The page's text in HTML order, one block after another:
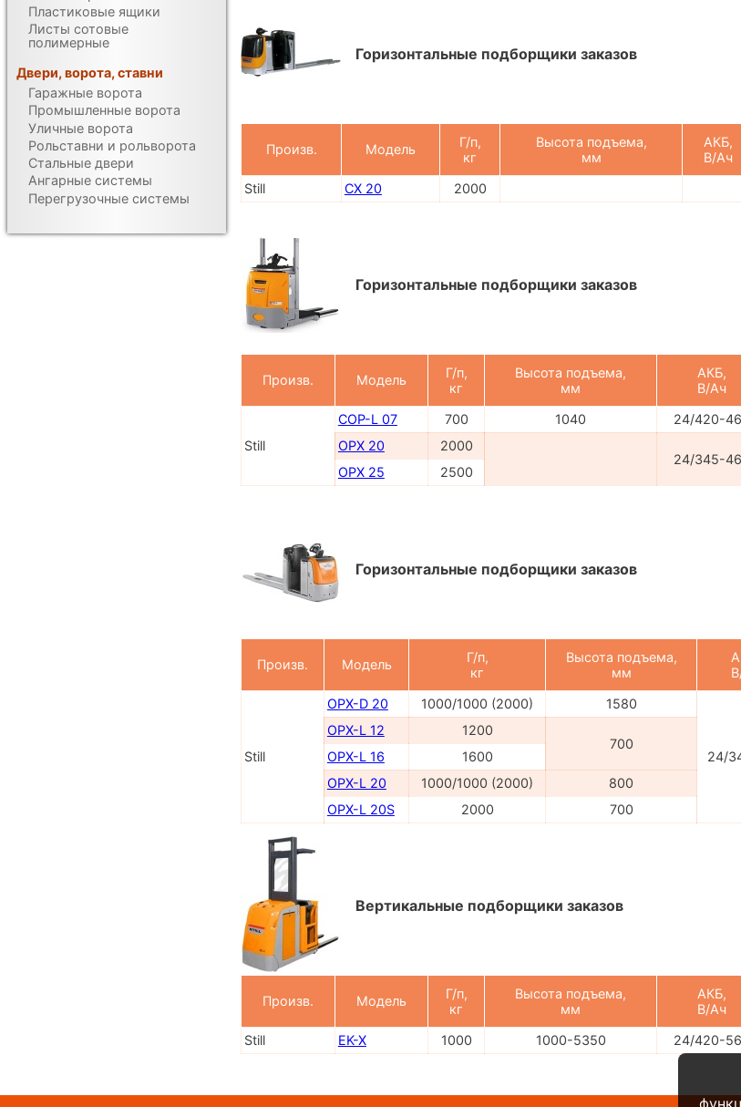
Горизонтальные подборщики заказов
Произв. Модель
Г/п,
кг
Высота подъема,
мм
АКБ,
В/Ач
Still CX 20 2000
Горизонтальные подборщики заказов
Произв. Модель
Г/п,
кг
Высота подъема,
мм
АКБ,
В/Ач
Still
COP-L 07 700 1040 24/420-
OPX 20
2000
24/345-
OPX 25
2500
Горизонтальные подборщики заказов
Произв. Модель
Г/п,
кг
Высота подъема,
мм
Still
OPX-D 20 1000/1000 (2000) 1580
24/
OPX-L 12
1200
700
OPX-L 16
1600
OPX-L 20
1000/1000 (2000) 800
OPX-L 20S
2000 700
Вертикальные подборщики заказов
Произв. Модель
Г/п,
кг
Высота подъема,
мм
АКБ,
В/Ач
Still EK-X 1000 1000-5350 24/420-
Пластиковые ящики
Листы сотовые
полимерные
Двери, ворота, ставни
Гаражные ворота
Промышленные ворота
Уличные ворота
Рольставни и рольворота
Стальные двери
Ангарные системы
Перегрузочные системы